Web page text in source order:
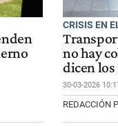
CRISIS EN
no hay
dicen los
30-03-2026
REDACCIÓN